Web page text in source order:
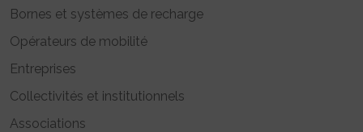
Bornes et systèmes de recharge
Opérateurs de mobilité
Entreprises
Collectivités et institutionnels
Associations